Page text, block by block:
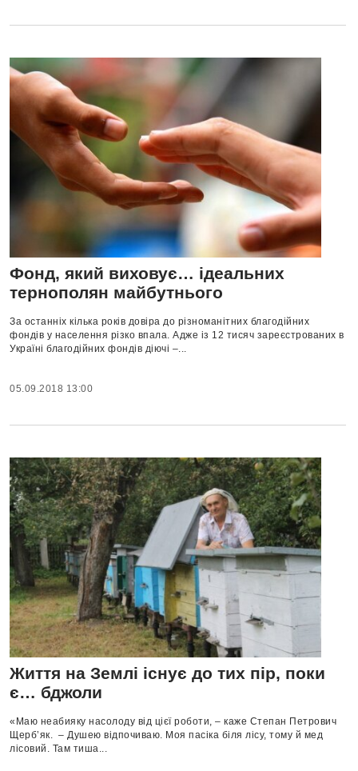
Фонд, який виховує… ідеальних
тернополян майбутнього
За останніх кілька років довіра до різноманітних благодійних
фондів у населення різко впала. Адже із 12 тисяч зареєстрованих в
Україні благодійних фондів діючі –...
05.09.2018 13:00
Життя на Землі існує до тих пір, поки
є… бджоли
«Маю неабияку насолоду від цієї роботи, – каже Степан Петрович
Щерб’як. – Душею відпочиваю. Моя пасіка біля лісу, тому й мед
лісовий. Там тиша...